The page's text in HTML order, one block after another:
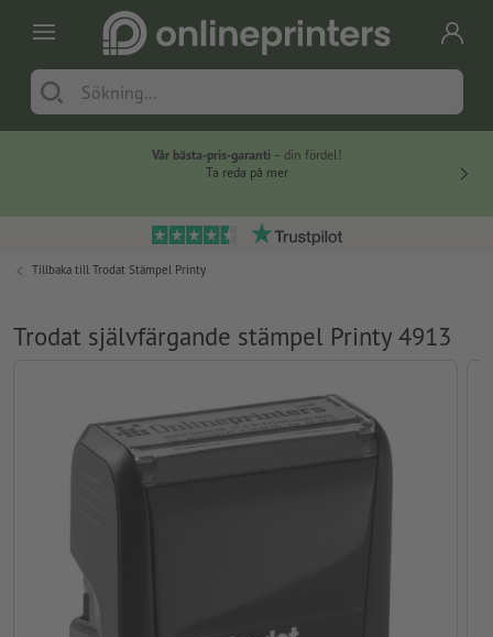
Vår bästa-pris-garanti – din fördel!
Ta reda på mer
Tillbaka till Trodat Stämpel Printy
Trodat självfärgande stämpel Printy 4913